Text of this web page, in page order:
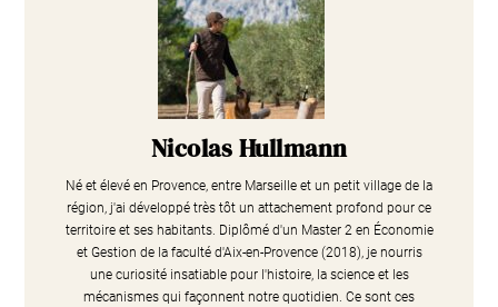
Nicolas Hullmann
Né et élevé en Provence, entre Marseille et un petit village de la
région, j'ai développé très tôt un attachement profond pour ce
territoire et ses habitants. Diplômé d'un Master 2 en Économie
et Gestion de la faculté d'Aix-en-Provence (2018), je nourris
une curiosité insatiable pour l'histoire, la science et les
mécanismes qui façonnent notre quotidien. Ce sont ces